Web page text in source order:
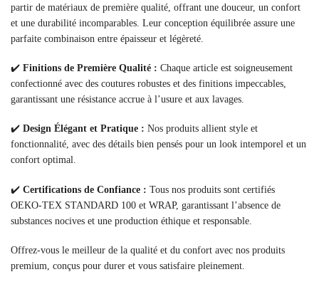
partir de matériaux de première qualité, offrant une douceur, un confort
et une durabilité incomparables. Leur conception équilibrée assure une
parfaite combinaison entre épaisseur et légèreté.
✔️ Finitions de Première Qualité : Chaque article est soigneusement
confectionné avec des coutures robustes et des finitions impeccables,
garantissant une résistance accrue à l’usure et aux lavages.
✔️ Design Élégant et Pratique : Nos produits allient style et
fonctionnalité, avec des détails bien pensés pour un look intemporel et un
confort optimal.
✔️ Certifications de Confiance : Tous nos produits sont certifiés
OEKO-TEX STANDARD 100 et WRAP, garantissant l’absence de
substances nocives et une production éthique et responsable.
Offrez-vous le meilleur de la qualité et du confort avec nos produits
premium, conçus pour durer et vous satisfaire pleinement.